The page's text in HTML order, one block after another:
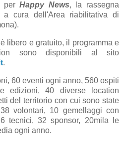
perHappy News, la rassegna
cura dell'Area riabilitativa di
libero e gratuito, il programma e
sono disponibili al sito
.
60 eventi ogni anno, 560 ospiti
edizioni, 40 diverse location
del territorio con cui sono state
volontari, 10 gemellaggi con
tecnici, 32 sponsor, 20mila le
ogni anno.